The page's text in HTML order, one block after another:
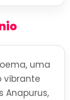
uma
vibrante
Anapurus,